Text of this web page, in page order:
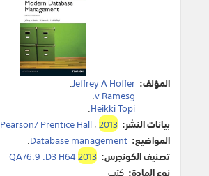
المؤلف: Jeffrey A Hoffer
.
v Ramesg
.
Heikki Topi
.
بيانات النشر:
Pearson/ Prentice Hall،2013
المواضيع: Database management
.
تصنيف الكونجرس:
QA76.9 .D3 H642013
نوع المادة: كتب